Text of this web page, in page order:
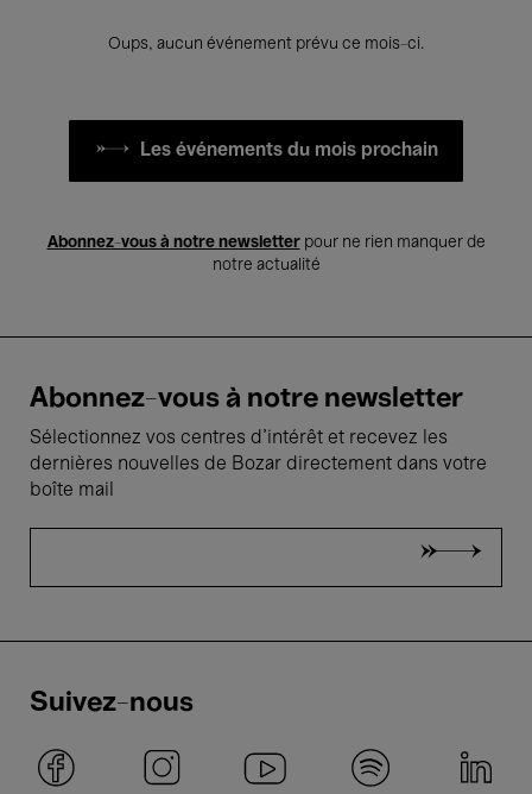
Oups, aucun événement prévu ce mois-ci.
Les événements du mois prochain
Abonnez-vous à notre newsletterpour ne rien manquer de
notre actualité
Abonnez-vous à notre newsletter
Sélectionnez vos centres d'intérêt et recevez les
dernières nouvelles de Bozar directement dans votre
boîte mail
Suivez-nous